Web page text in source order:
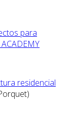
para
residencial